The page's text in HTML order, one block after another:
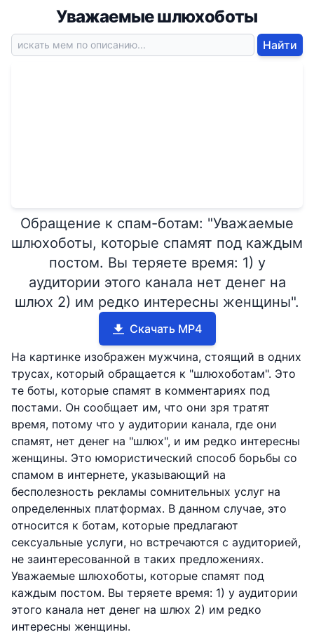
Уважаемые шлюхоботы
Найти
Обращение к спам-ботам: "Уважаемые
шлюхоботы, которые спамят под каждым
постом. Вы теряете время: 1) у
аудитории этого канала нет денег на
шлюх 2) им редко интересны женщины".
Скачать MP4
На картинке изображен мужчина, стоящий в одних
трусах, который обращается к "шлюхоботам". Это
те боты, которые спамят в комментариях под
постами. Он сообщает им, что они зря тратят
время, потому что у аудитории канала, где они
спамят, нет денег на "шлюх", и им редко интересны
женщины. Это юмористический способ борьбы со
спамом в интернете, указывающий на
бесполезность рекламы сомнительных услуг на
определенных платформах. В данном случае, это
относится к ботам, которые предлагают
сексуальные услуги, но встречаются с аудиторией,
не заинтересованной в таких предложениях.
Уважаемые шлюхоботы, которые спамят под
каждым постом. Вы теряете время: 1) у аудитории
этого канала нет денег на шлюх 2) им редко
интересны женщины.